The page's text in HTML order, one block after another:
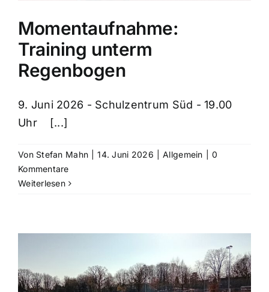
Momentaufnahme:
Training unterm
Regenbogen
9. Juni 2026 - Schulzentrum Süd - 19.00
Uhr [...]
Von Stefan Mahn 14. Juni 2026 Allgemein
0
Kommentare
Weiterlesen